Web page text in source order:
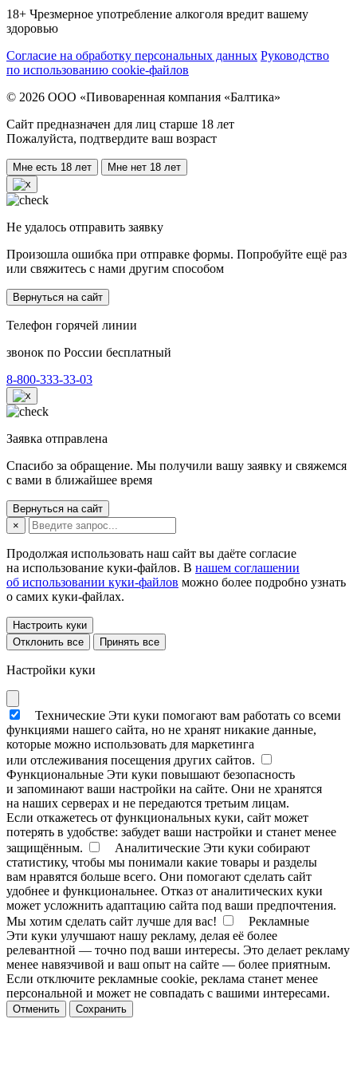
18+ Чрезмерное употребление алкоголя вредит вашему
здоровью
Согласие на обработку персональных данных Руководство
по использованию cookie-файлов
© 2026 ООО «Пивоваренная компания «Балтика»
Сайт предназначен для лиц старше 18 лет
Пожалуйста, подтвердите ваш возраст
Мне есть 18 лет Мне нет 18 лет
Не удалось отправить заявку
Произошла ошибка при отправке формы. Попробуйте ещё раз
или свяжитесь с нами другим способом
Вернуться на сайт
Телефон горячей линии
звонок по России бесплатный
8-800-333-33-03
Заявка отправлена
Спасибо за обращение. Мы получили вашу заявку и свяжемся
с вами в ближайшее время
Вернуться на сайт
×
Продолжая использовать наш сайт вы даёте согласие
на использование куки-файлов. В нашем соглашении
об использовании куки-файлов можно более подробно узнать
о самих куки-файлах.
Настроить куки
Отклонить все
Принять все
Настройки куки
Технические Эти куки помогают вам работать со всеми
функциями нашего сайта, но не хранят никакие данные,
которые можно использовать для маркетинга
или отслеживания посещения других сайтов.
Функциональные Эти куки повышают безопасность
и запоминают ваши настройки на сайте. Они не хранятся
на наших серверах и не передаются третьим лицам.
Если откажетесь от функциональных куки, сайт может
потерять в удобстве: забудет ваши настройки и станет менее
защищённым.
Аналитические Эти куки собирают
статистику, чтобы мы понимали какие товары и разделы
вам нравятся больше всего. Они помогают сделать сайт
удобнее и функциональнее. Отказ от аналитических куки
может усложнить адаптацию сайта под ваши предпочтения.
Мы хотим сделать сайт лучше для вас!
Рекламные
Эти куки улучшают нашу рекламу, делая её более
релевантной — точно под ваши интересы. Это делает рекламу
менее навязчивой и ваш опыт на сайте — более приятным.
Если отключите рекламные cookie, реклама станет менее
персональной и может не совпадать с вашими интересами.
Отменить Сохранить